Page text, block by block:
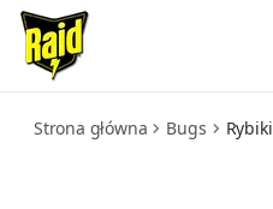
silverfish
Strona główna Bugs Rybiki